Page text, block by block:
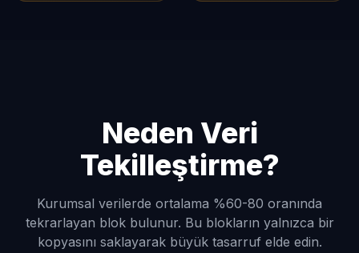
Neden Veri
Tekilleştirme?
Kurumsal verilerde ortalama %60-80 oranında
tekrarlayan blok bulunur. Bu blokların yalnızca bir
kopyasını saklayarak büyük tasarruf elde edin.